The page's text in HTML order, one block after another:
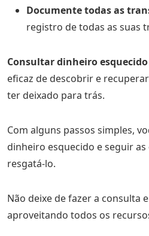
Documente todas as
registro de todas as suas
Consultar dinheiro esquecido
eficaz de descobrir e
ter deixado para trás.
Com alguns passos simples,
dinheiro esquecido e seguir
resgatá-lo.
Não deixe de fazer a consulta
aproveitando todos os